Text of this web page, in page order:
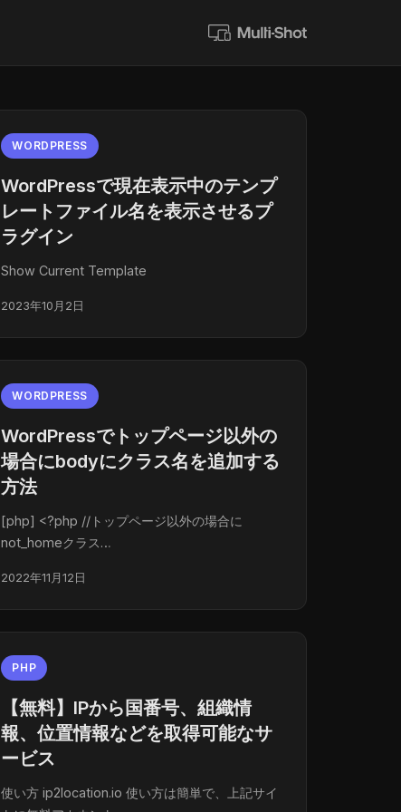
WORDPRESS
WordPressで現在表示中のテンプ
レートファイル名を表示させるプ
ラグイン
Show Current Template
2023年10月2日
WORDPRESS
WordPressでトップページ以外の
場合にbodyにクラス名を追加する
方法
[php] <?php //トップページ以外の場合に
not_homeクラス…
2022年11月12日
PHP
【無料】IPから国番号、組織情
報、位置情報などを取得可能なサ
ービス
使い方 ip2location.io 使い方は簡単で、上記サイ